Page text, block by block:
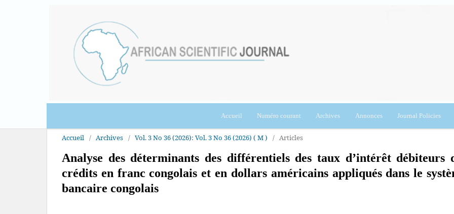
Accueil Numéro courant Archives Annonces Journal Policies
Accueil / Archives / Vol. 3 No 36 (2026): Vol. 3 No 36 (2026) ( M ) / Articles
Analyse des déterminants des différentiels des taux d’intérêt débiteurs
crédits en franc congolais et en dollars américains appliqués dans le
bancaire congolais